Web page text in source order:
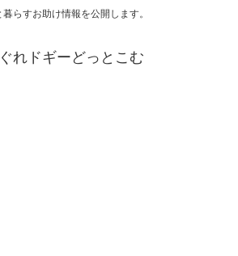
らすお助け情報を公開します。
れドギーどっとこむ